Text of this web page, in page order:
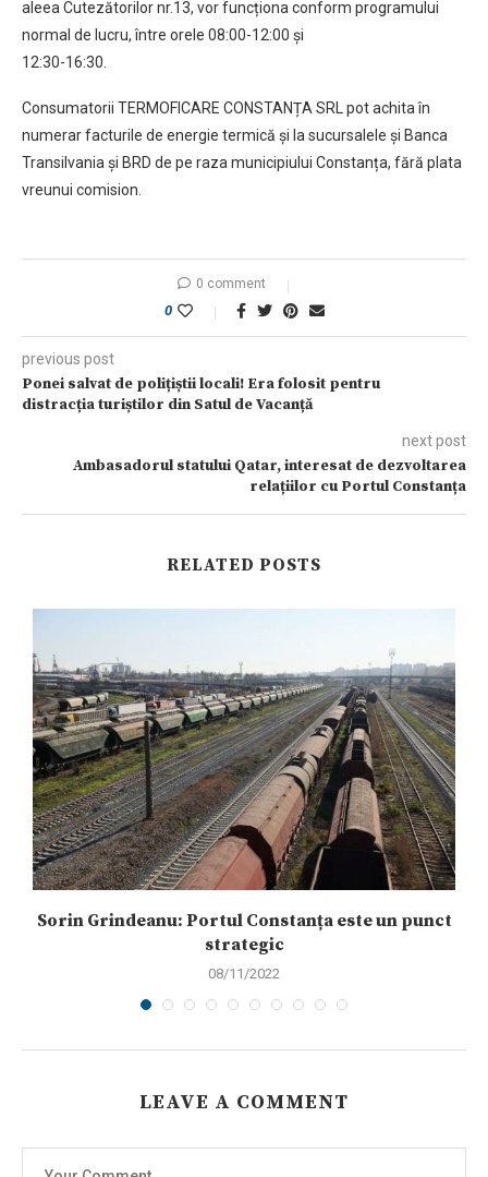
aleea Cutezătorilor nr.13, vor funcționa conform programului
normal de lucru, între orele 08:00-12:00 și
12:30-16:30.
Consumatorii TERMOFICARE CONSTANȚA SRL pot achita în
numerar facturile de energie termică și la sucursalele și Banca
Transilvania și BRD de pe raza municipiului Constanța, fără plata
vreunui comision.
0 comment
0
previous post
Ponei salvat de polițiștii locali! Era folosit pentru
distracția turiștilor din Satul de Vacanță
next post
Ambasadorul statului Qatar, interesat de dezvoltarea
relațiilor cu Portul Constanța
RELATED POSTS
Sorin Grindeanu: Portul Constanța este un punct
strategic
08/11/2022
LEAVE A COMMENT